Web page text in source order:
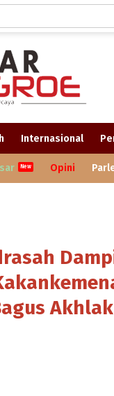
Internasional
Opini